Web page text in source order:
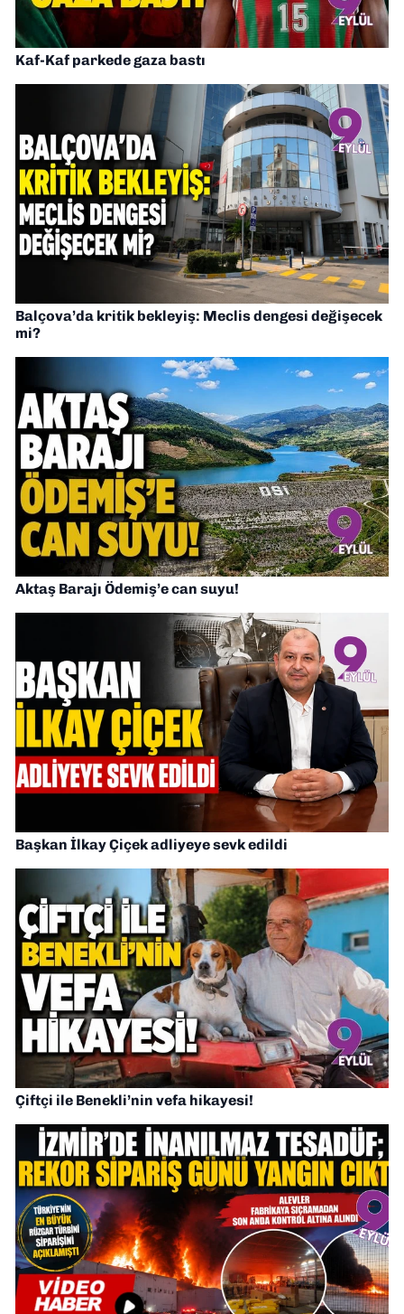
Kaf-Kaf parkede gaza bastı
Balçova’da kritik bekleyiş: Meclis dengesi değişecek
mi?
Aktaş Barajı Ödemiş’e can suyu!
Başkan İlkay Çiçek adliyeye sevk edildi
Çiftçi ile Benekli’nin vefa hikayesi!